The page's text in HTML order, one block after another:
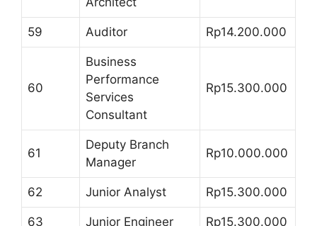
59 Auditor Rp14.200.000
60
Business
Performance
Services
Consultant
Rp15.300.000
61
Deputy Branch
Manager
Rp10.000.000
62 Junior Analyst Rp15.300.000
63 Junior Engineer Rp15.300.000